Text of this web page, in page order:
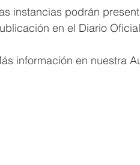
instancias podrán
en el Diario
información en nuestra